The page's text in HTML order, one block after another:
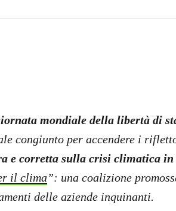
mondiale della libertà di
congiunto per accendere i
e corretta sulla crisi climatica
il clima”: una coalizione
delle aziende inquinanti.